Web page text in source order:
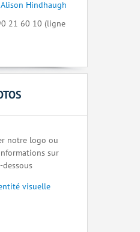
Hindhaugh
21 60 10 (ligne
notre logo ou
sur
dessous
visuelle